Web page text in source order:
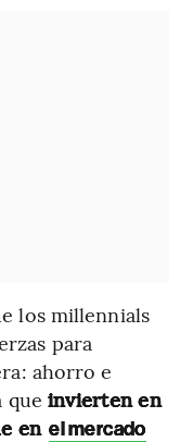
los millennials
para
ahorro e
que invierten en
en el mercado